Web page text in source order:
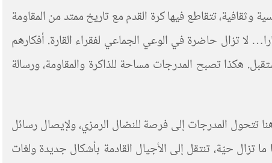
تتقاطع فيها كرة القدم مع تاريخ ممتد من المقاومة
لا تزال حاضرة في الوعي الجماعي لفقراء القارة. أفكارهم
هكذا تصبح المدرجات مساحة للذاكرة والمقاومة، ورسالة
تتحول المدرجات إلى فرصة للنضال الرمزي، ولإيصال رسائل
تزال حيّة، تنتقل إلى الأجيال القادمة بأشكال جديدة ولغات